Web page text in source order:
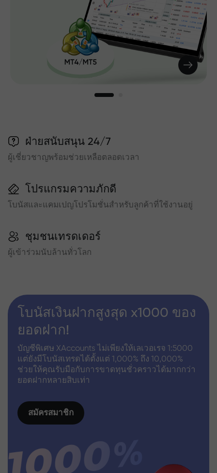
ฝ่ายสนับสนุน 24/7
ผู้เชี่ยวชาญพร้อมช่วยเหลือตลอดเวลา
โปรแกรมความภักดี
โบนัสและแคมเปญโปรโมชั่นสำหรับลูกค้าที่ใช้งานอยู่
ชุมชนเทรดเดอร์
ผู้เข้าร่วมนับล้านทั่วโลก
โบนัสเงินฝากสูงสุด x1000 ของ
ยอดฝาก!
บัญชีพิเศษ XAccounts ไม่เพียงให้เลเวอเรจ 1:5000
แต่ยังมีโบนัสเทรดได้ตั้งแต่ 1,000% ถึง 10,000%
ช่วยให้คุณรับมือกับการขาดทุนชั่วคราวได้มากกว่า
ยอดฝากหลายสิบเท่า
สมัครสมาชิก